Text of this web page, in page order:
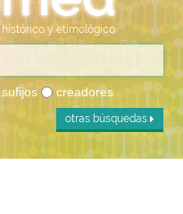
y etimológico
sufijos creadores
otras búsquedas